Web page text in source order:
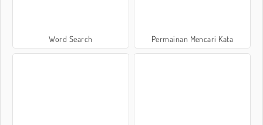
Word Search Permainan Mencari Kata